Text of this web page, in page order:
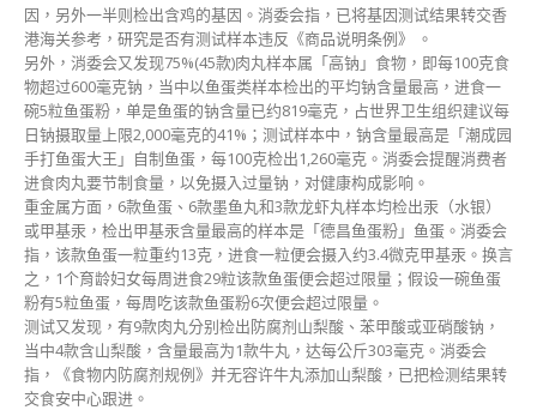
因，另外一半则检出含鸡的基因。消委会指，已将基因测试结果转交香
港海关参考，研究是否有测试样本违反《商品说明条例》 。
另外，消委会又发现75%(45款)肉丸样本属「高钠」食物，即每100克食
物超过600毫克钠，当中以鱼蛋类样本检出的平均钠含量最高，进食一
碗5粒鱼蛋粉，单是鱼蛋的钠含量已约819毫克，占世界卫生组织建议每
日钠摄取量上限2,000毫克的41%；测试样本中，钠含量最高是「潮成园
手打鱼蛋大王」自制鱼蛋，每100克检出1,260毫克。消委会提醒消费者
进食肉丸要节制食量，以免摄入过量钠，对健康构成影响。
重金属方面，6款鱼蛋、6款墨鱼丸和3款龙虾丸样本均检出汞（水银）
或甲基汞，检出甲基汞含量最高的样本是「德昌鱼蛋粉」鱼蛋。消委会
指，该款鱼蛋一粒重约13克，进食一粒便会摄入约3.4微克甲基汞。换言
之，1个育龄妇女每周进食29粒该款鱼蛋便会超过限量；假设一碗鱼蛋
粉有5粒鱼蛋，每周吃该款鱼蛋粉6次便会超过限量。
测试又发现，有9款肉丸分别检出防腐剂山梨酸、苯甲酸或亚硝酸钠，
当中4款含山梨酸，含量最高为1款牛丸，达每公斤303毫克。消委会
指，《食物内防腐剂规例》并无容许牛丸添加山梨酸，已把检测结果转
交食安中心跟进。